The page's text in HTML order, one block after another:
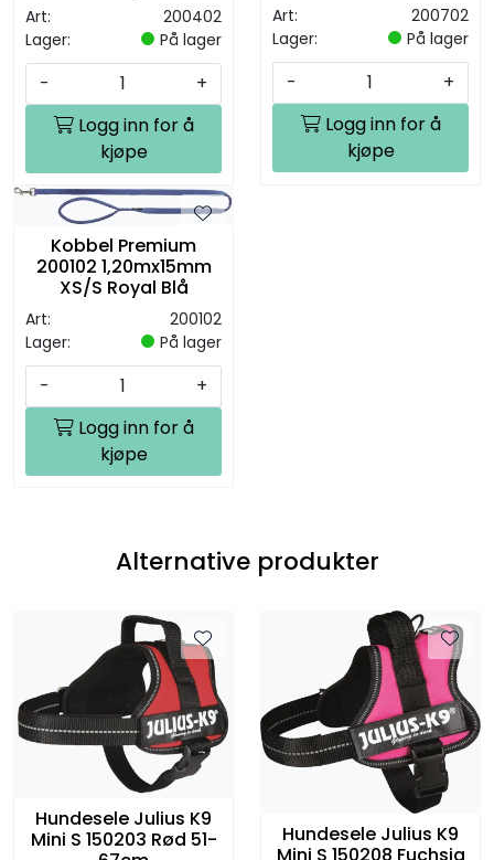
Art:
200402
Lager:
På lager
-
+
Logg inn for å
kjøpe
Art:
200702
Lager:
På lager
-
+
Logg inn for å
kjøpe
Kobbel Premium
200102 1,20mx15mm
XS/S Royal Blå
Art:
200102
Lager:
På lager
-
+
Logg inn for å
kjøpe
Alternative produkter
Hundesele Julius K9
Mini S 150203 Rød 51-
Hundesele Julius K9